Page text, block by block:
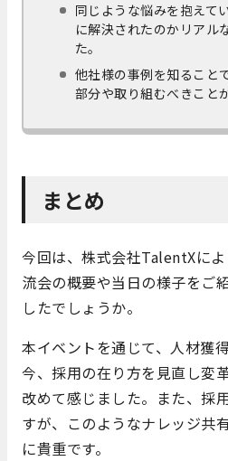
同じような悩みを抱えて
に解決されたのかリアル
た。
他社様の事例を知ること
部分や取り組むべきこと
まとめ
今回は、株式会社TalentXに
流会の概要や当日の様子をご
したでしょうか。
本イベントを通じて、人材獲
今、採用の在り方を見直し変
改めて感じました。また、採
すが、このようなナレッジ共
に貴重です。